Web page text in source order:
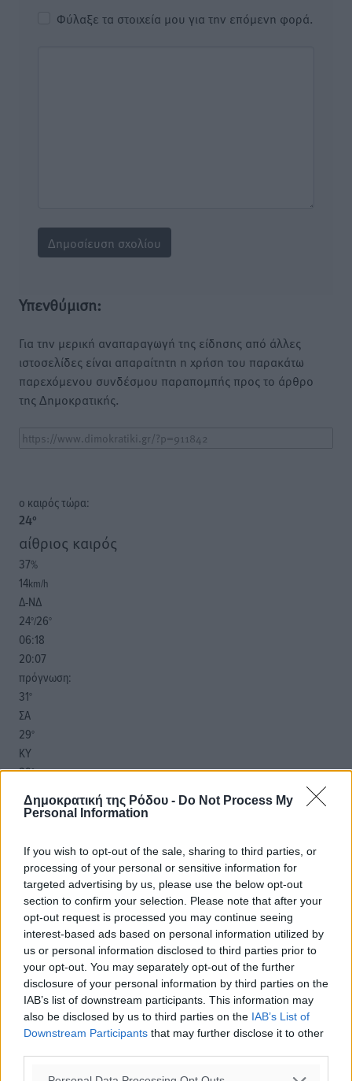
Δημοκρατική της Ρόδου - Do Not Process My
Personal Information
If you wish to opt-out of the sale, sharing to third parties, or
processing of your personal or sensitive information for
targeted advertising by us, please use the below opt-out
section to confirm your selection. Please note that after your
opt-out request is processed you may continue seeing
interest-based ads based on personal information utilized by
us or personal information disclosed to third parties prior to
your opt-out. You may separately opt-out of the further
disclosure of your personal information by third parties on the
IAB’s list of downstream participants. This information may
also be disclosed by us to third parties on the IAB’s List of
Downstream Participants that may further disclose it to other
Φύλαξε τα στοιχεία μου για την επόμενη φορά.
Υπενθύμιση:
Για την μερική αναπαραγωγή της είδησης από άλλες
ιστοσελίδες είναι απαραίτητη η χρήση του παρακάτω
παρεχόμενου συνδέσμου παραπομπής προς το άρθρο
της Δημοκρατικής.
o καιρός τώρα:
24°
αίθριος καιρός
37%
14km/h
Δ-ΝΔ
24°/26°
06:18
20:07
πρόγνωση:
31°
ΣΑ
29°
ΚΥ
29°
30°